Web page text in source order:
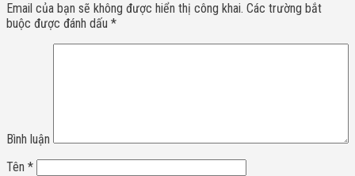
Email của bạn sẽ không được hiển thị công khai. Các trường bắt
buộc được đánh dấu *
Bình luận
Tên *